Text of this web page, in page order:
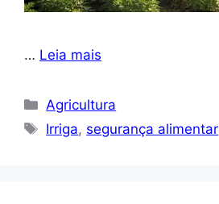
… Leia mais
Categorias
Agricultura
Tags
Irriga, segurança alimentar